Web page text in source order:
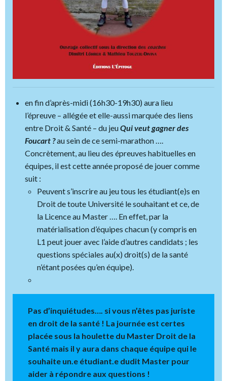
en fin d’après-midi (16h30-19h30) aura lieu
l’épreuve – allégée et elle-aussi marquée des liens
entre Droit & Santé – du jeuQui veut gagner des
Foucart ?au sein de ce semi-marathon ….
Concrètement, au lieu des épreuves habituelles en
équipes, il est cette année proposé de jouer comme
suit :
Peuvent s’inscrire au jeu tous les étudiant(e)s en
Droit de toute Université le souhaitant et ce, de
la Licence au Master …. En effet, par la
matérialisation d’équipes chacun (y compris en
L1 peut jouer avec l’aide d’autres candidats ; les
questions spéciales au(x) droit(s) de la santé
n’étant posées qu’en équipe).
Pas d’inquiétudes…. si vous n’êtes pas juriste
en droit de la santé ! La journée est certes
placée sous la houlette du Master Droit de la
Santé mais il y aura dans chaque équipe qui le
souhaite un.e étudiant.e dudit Master pour
aider à répondre aux questions !